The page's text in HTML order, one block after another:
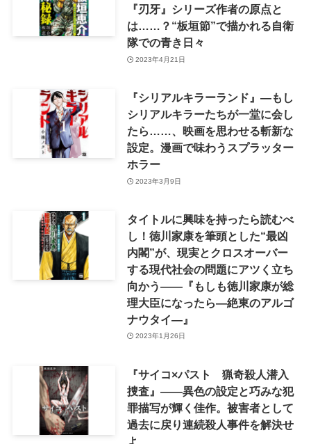
『刃牙』シリーズ作者の原点と
は……？“板垣節”で描かれる自衛
隊での青き日々
2023年4月21日
『シリアルキラーランド』―もし
シリアルキラーたちが一堂に会し
たら……、映画を思わせる斬新な
設定。漫画で味わうスプラッター
ホラー
2023年3月9日
タイトルに興味を持ったら読むべ
し！徳川家康を筆頭とした“最凶
内閣”が、現実とクロスオーバー
する現代社会の問題にアツく立ち
向かう――『もしも徳川家康が総
理大臣になったら―絶東のアルゴ
ナウタイ―』
2023年1月26日
『サイコ×パスト 猟奇殺人潜入
捜査』——異色の設定と巧みな犯
罪描写が輝く佳作。被害者として
過去に戻り連続殺人事件を解決せ
よ